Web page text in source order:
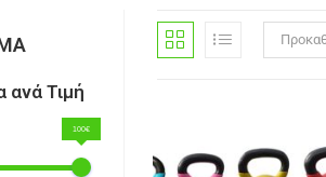
ανά Τιμή
100€